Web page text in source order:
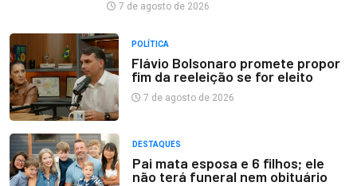
7 de agosto de 2026
POLÍTICA
Flávio Bolsonaro promete propor
fim da reeleição se for eleito
7 de agosto de 2026
DESTAQUES
Pai mata esposa e 6 filhos; ele
não terá funeral nem obituário